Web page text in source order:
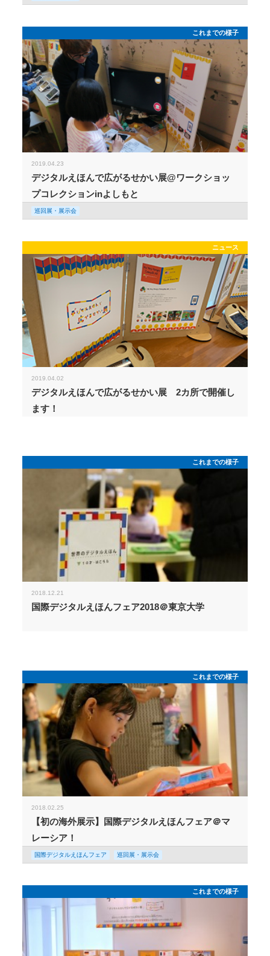
これまでの様子
2019.04.23
デジタルえほんで広がるせかい展@ワークショッ
プコレクションinよしもと
巡回展・展示会
ニュース
2019.04.02
デジタルえほんで広がるせかい展 2カ所で開催し
ます！
これまでの様子
2018.12.21
国際デジタルえほんフェア2018＠東京大学
これまでの様子
2018.02.25
【初の海外展示】国際デジタルえほんフェア＠マ
レーシア！
国際デジタルえほんフェア 巡回展・展示会
これまでの様子